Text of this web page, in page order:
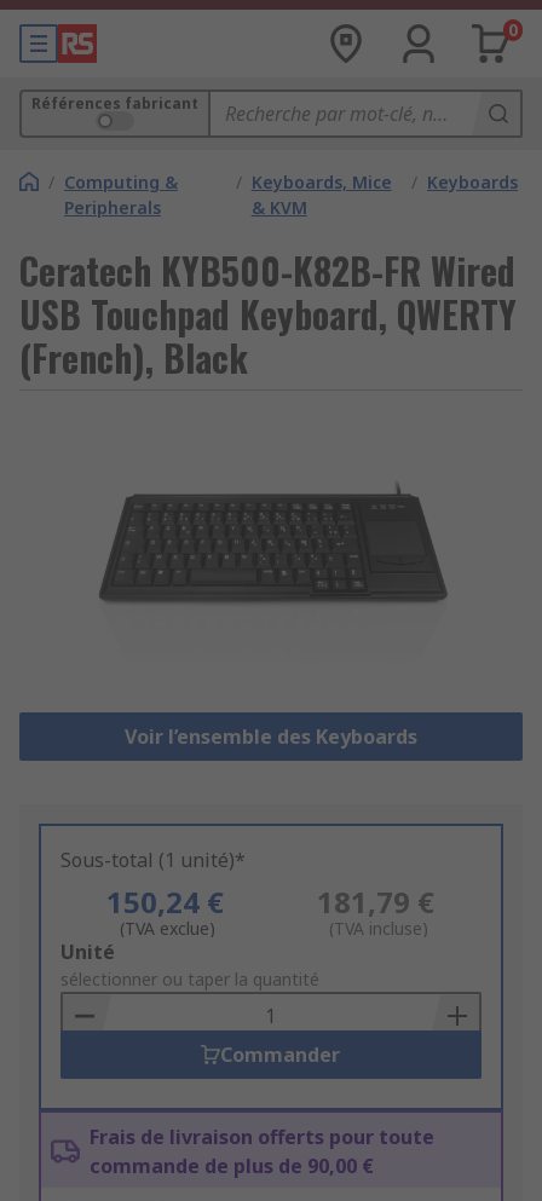
0
Références fabricant
/ Computing &
Peripherals
/ Keyboards, Mice
& KVM
/ Keyboards
Ceratech KYB500-K82B-FR Wired
USB Touchpad Keyboard, QWERTY
(French), Black
Voir l’ensemble des Keyboards
Sous-total (1 unité)*
150,24 €
(TVA exclue)
181,79 €
(TVA incluse)
Add
to
Basket
Unité
sélectionner ou taper la quantité
Commander
Frais de livraison offerts pour toute
commande de plus de 90,00 €